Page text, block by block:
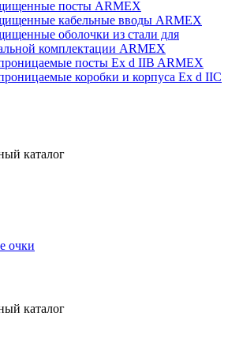
посты ARMEX
кабельные вводы ARMEX
оболочки из стали для
комплектации ARMEX
посты Ex d IIB ARMEX
коробки и корпуса Ex d IIС
каталог
очки
каталог